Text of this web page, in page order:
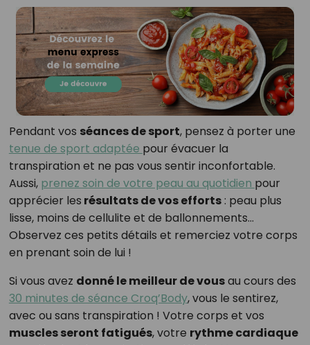
Pendant vos séances de sport, pensez à porter une
tenue de sport adaptée pour évacuer la
transpiration et ne pas vous sentir inconfortable.
Aussi, prenez soin de votre peau au quotidien pour
apprécier les résultats de vos efforts: peau plus
lisse, moins de cellulite et de ballonnements…
Observez ces petits détails et remerciez votre corps
en prenant soin de lui !
Si vous avez donné le meilleur de vousau cours des
30 minutes de séance Croq’Body, vous le sentirez,
avec ou sans transpiration ! Votre corps et vos
muscles seront fatigués, votre rythme cardiaque